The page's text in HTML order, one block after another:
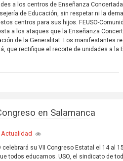
a los centros de Enseñanza
de Educación, sin respetar ni la
centros para sus hijos. FEUSO-
a los ataques que la Enseñanza
de la Generalitat. Los manifestantes
que rectifique el recorte de unidades a la
en Salamanca
Actualidad
celebrará su VII Congreso Estatal el 14 al
todos educamos. USO, el sindicato de